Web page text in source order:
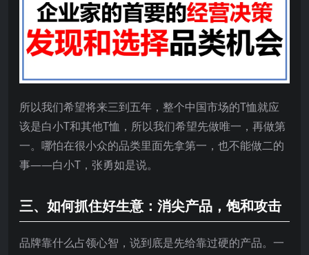
所以我们希望将来三到五年，整个中国市场的T恤就应
该是白小T和其他T恤，所以我们希望先做唯一，再做第
一。哪怕在很小众的品类里面先拿第一，也不能做二的
事——白小T，张勇如是说。
三、如何抓住好生意：消尖产品，饱和攻击
品牌靠什么占领心智，说到底是先给靠过硬的产品。一